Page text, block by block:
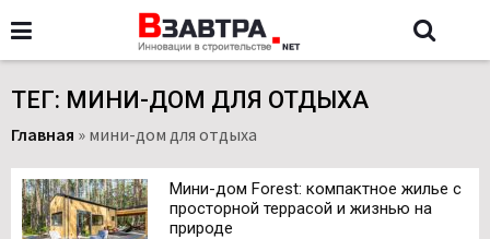
ТЕГ: МИНИ-ДОМ ДЛЯ ОТДЫХА
Главная » мини-дом для отдыха
Мини-дом Forest: компактное жилье с
просторной террасой и жизнью на
природе